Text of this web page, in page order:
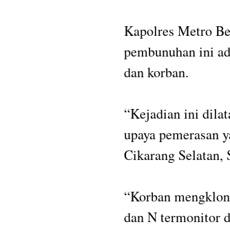
Kapolres Metro
pembunuhan ini
dan korban.
“Kejadian ini
upaya pemerasan
Cikarang Selatan,
“Korban
dan N termonitor